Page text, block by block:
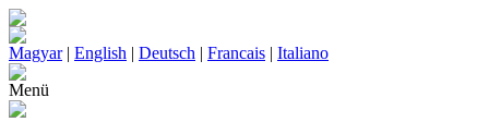
Magyar| English | Deutsch | Francais | Italiano
Menü